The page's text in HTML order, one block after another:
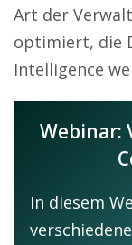
Art der
optimiert, die
Intelligence
Webinar:
In diesem